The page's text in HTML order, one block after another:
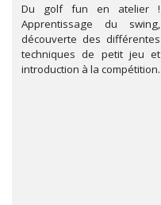
Du golf fun en atelier !
Apprentissage du swing,
découverte des différentes
techniques de petit jeu et
introduction à la compétition.